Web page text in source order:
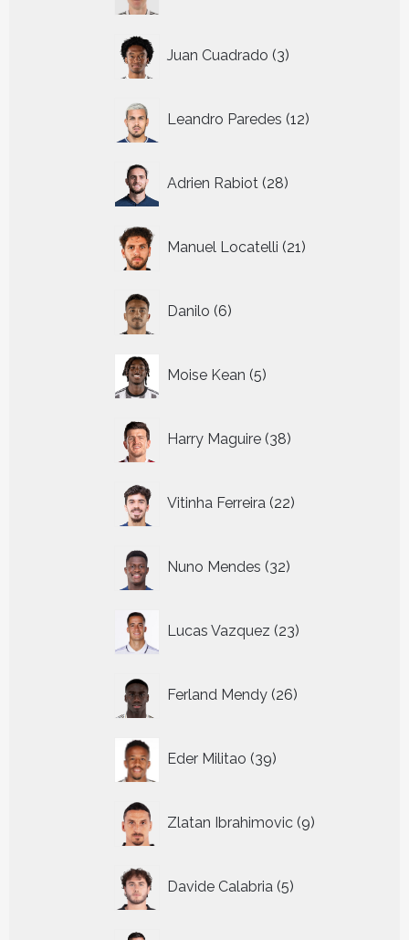
Juan Cuadrado 3
producten
Leandro Paredes 12
producten
Adrien Rabiot 28
producten
Manuel Locatelli 21
producten
Danilo 6
producten
Moise Kean 5
producten
Harry Maguire 38
producten
Vitinha Ferreira 22
producten
Nuno Mendes 32
producten
Lucas Vazquez 23
producten
Ferland Mendy 26
producten
Eder Militao 39
producten
Zlatan Ibrahimovic 9
producten
Davide Calabria 5
producten